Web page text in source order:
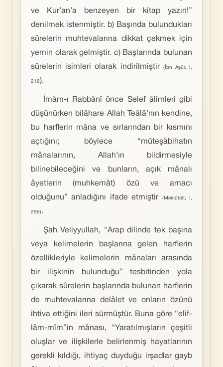
ve Kur’an’a benzeyen bir kitap yazın!”
denilmek istenmiştir. b) Başında bulundukları
sûrelerin muhtevalarına dikkat çekmek için
yemin olarak gelmiştir. c) Başlarında bulunan
sûrelerin isimleri olarak indirilmiştir
(İbn Aşûr, I,
216 ).
İmâm-ı Rabbânî önce Selef âlimleri gibi
düşünürken bilâhare Allah Teâlâ’nın kendine,
bu harflerin mâna ve sırlarından bir kısmını
açtığını; böylece “müteşâbihatın
mânalarının, Allah’ın bildirmesiyle
bilinebileceğini ve bunların, açık mânalı
âyetlerin (muhkemât) özü ve amacı
olduğunu” anladığını ifade etmiştir
(Mektûbât, I,
296) .
Şah Veliyyullah, “Arap dilinde tek başına
veya kelimelerin başlarına gelen harflerin
özellikleriyle kelimelerin mânaları arasında
bir ilişkinin bulunduğu” tesbitinden yola
çıkarak sûrelerin başlarında bulunan harflerin
de muhtevalarına delâlet ve onların özünü
ihtiva ettiğini ileri sürmüştür. Buna göre “elif-
lâm-mîm”in mânası, “Yaratılmışların çeşitli
oluşlar ve ilişkilerle belirlenmiş hayatlarının
gerekli kıldığı, ihtiyaç duyduğu irşadlar gayb